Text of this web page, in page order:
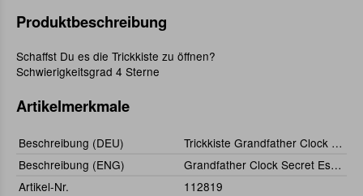
Produktbeschreibung
Schaffst Du es die Trickkiste zu öffnen?
Schwierigkeitsgrad 4 Sterne
Artikelmerkmale
Beschreibung (DEU)
Trickkiste Grandfather Clock Secret Escape Box****
Beschreibung (ENG)
Grandfather Clock Secret Escape Box****
Artikel-Nr.
112819